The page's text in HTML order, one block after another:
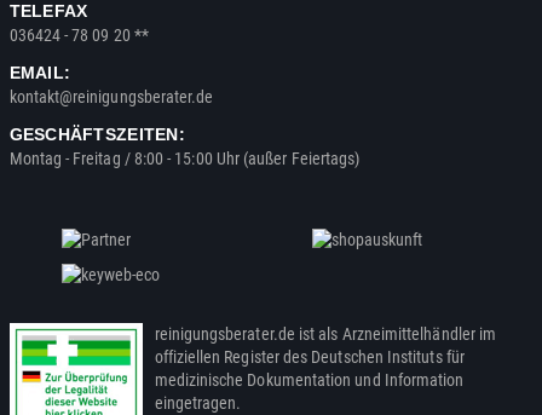
TELEFAX
036424 - 78 09 20 **
EMAIL:
kontakt@reinigungsberater.de
GESCHÄFTSZEITEN:
Montag - Freitag / 8:00 - 15:00 Uhr (außer Feiertags)
reinigungsberater.de ist als Arzneimittelhändler im
offiziellen Register des Deutschen Instituts für
medizinische Dokumentation und Information
eingetragen.